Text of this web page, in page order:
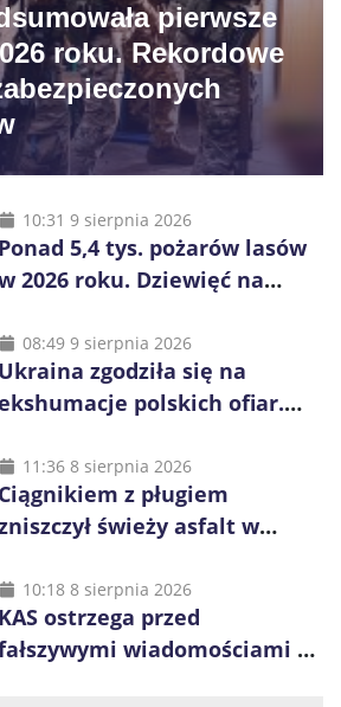
pierwsze
roku. Rekordowe
10:31 9 sierpnia 2026
Ponad 5,4 tys. pożarów lasów
2026 roku. Dziewięć na
08:49 9 sierpnia 2026
Ukraina zgodziła się na
polskich ofiar.
i Ugły
11:36 8 sierpnia 2026
Ciągnikiem z pługiem
świeży asfalt w
60-latka
10:18 8 sierpnia 2026
KAS ostrzega przed
wiadomościami o